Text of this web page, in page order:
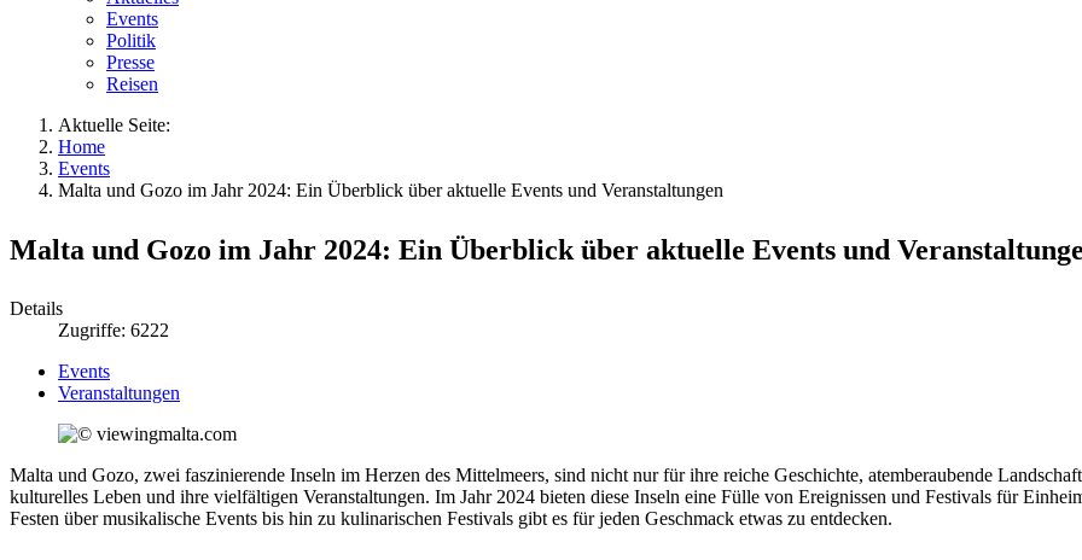
Events
Politik
Presse
Reisen
Aktuelle Seite:
Home
Events
Malta und Gozo im Jahr 2024: Ein Überblick über aktuelle Events und Veranstaltungen
Malta und Gozo im Jahr 2024: Ein Überblick über aktuelle Events und
Details
Zugriffe: 6222
Events
Veranstaltungen
Malta und Gozo, zwei faszinierende Inseln im Herzen des Mittelmeers, sind nicht nur für ihre reiche Geschichte, atemberaubende
kulturelles Leben und ihre vielfältigen Veranstaltungen. Im Jahr 2024 bieten diese Inseln eine Fülle von Ereignissen und Festivals für
Festen über musikalische Events bis hin zu kulinarischen Festivals gibt es für jeden Geschmack etwas zu entdecken.